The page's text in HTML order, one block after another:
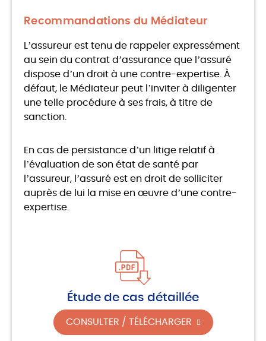
Recommandations du Médiateur
L’assureur est tenu de rappeler expressément
au sein du contrat d’assurance que l’assuré
dispose d’un droit à une contre-expertise. À
défaut, le Médiateur peut l’inviter à diligenter
une telle procédure à ses frais, à titre de
sanction.
En cas de persistance d’un litige relatif à
l’évaluation de son état de santé par
l’assureur, l’assuré est en droit de solliciter
auprès de lui la mise en œuvre d’une contre-
expertise.
Étude de cas détaillée
CONSULTER / TÉLÉCHARGER